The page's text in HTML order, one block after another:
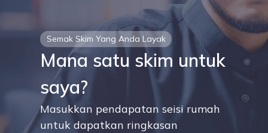
Semak Skim Yang Anda Layak
Mana satu skim untuk
saya?
Masukkan pendapatan seisi rumah
untuk dapatkan ringkasan